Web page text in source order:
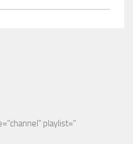
playlist="